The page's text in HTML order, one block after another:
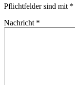
Pflichtfelder sind mit *
Nachricht *